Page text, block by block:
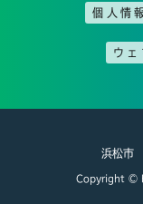
個人情
ウェ
浜松
Copyright ©